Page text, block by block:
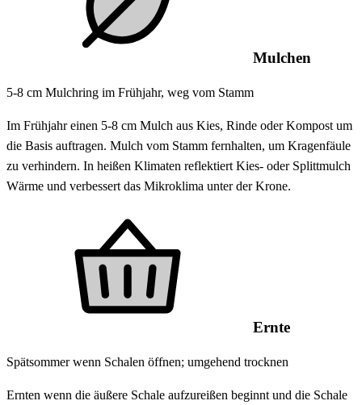
Mulchen
5-8 cm Mulchring im Frühjahr, weg vom Stamm
Im Frühjahr einen 5-8 cm Mulch aus Kies, Rinde oder Kompost um
die Basis auftragen. Mulch vom Stamm fernhalten, um Kragenfäule
zu verhindern. In heißen Klimaten reflektiert Kies- oder Splittmulch
Wärme und verbessert das Mikroklima unter der Krone.
Ernte
Spätsommer wenn Schalen öffnen; umgehend trocknen
Ernten wenn die äußere Schale aufzureißen beginnt und die Schale